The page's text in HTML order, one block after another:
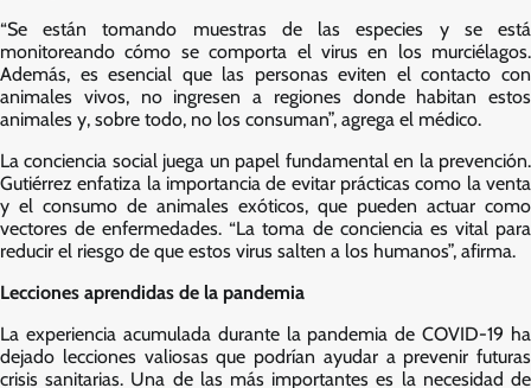
“Se están tomando muestras de las especies y se está
monitoreando cómo se comporta el virus en los murciélagos.
Además, es esencial que las personas eviten el contacto con
animales vivos, no ingresen a regiones donde habitan estos
animales y, sobre todo, no los consuman”, agrega el médico.
La conciencia social juega un papel fundamental en la prevención.
Gutiérrez enfatiza la importancia de evitar prácticas como la venta
y el consumo de animales exóticos, que pueden actuar como
vectores de enfermedades. “La toma de conciencia es vital para
reducir el riesgo de que estos virus salten a los humanos”, afirma.
Lecciones aprendidas de la pandemia
La experiencia acumulada durante la pandemia de COVID-19 ha
dejado lecciones valiosas que podrían ayudar a prevenir futuras
crisis sanitarias. Una de las más importantes es la necesidad de